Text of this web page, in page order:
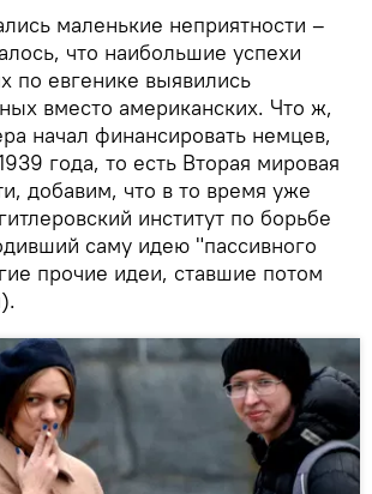
маленькие неприятности –
что наибольшие успехи
по евгенике выявились
вместо американских. Что ж,
начал финансировать немцев,
года, то есть Вторая мировая
добавим, что в то время уже
институт по борьбе
саму идею "пассивного
прочие идеи, ставшие потом